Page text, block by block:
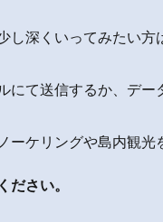
し深くいってみたい
にて送信するか、デ
ケリングや島内観光
ださい。